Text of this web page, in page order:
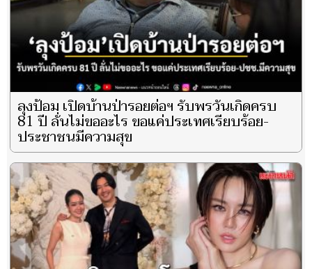
ลุงป้อม เปิดบ้านป่ารอยต่อฯ รับพรวันเกิดครบ
81 ปี ลั่นไม่ขออะไร ขอแค่ประเทศเรียบร้อย-
ประชาชนมีความสุข